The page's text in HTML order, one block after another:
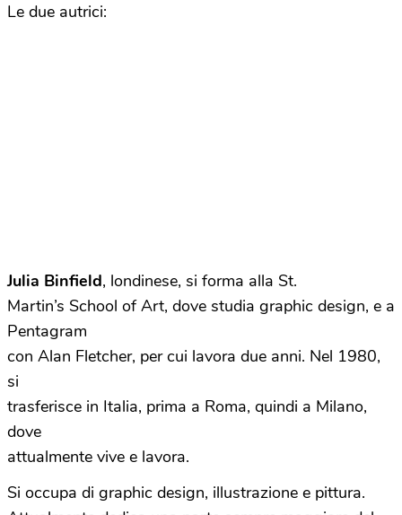
Le due autrici:
Julia Binfield, londinese, si forma alla St.
Martin’s School of Art, dove studia graphic design, e a
Pentagram
con Alan Fletcher, per cui lavora due anni. Nel 1980,
si
trasferisce in Italia, prima a Roma, quindi a Milano,
dove
attualmente vive e lavora.
Si occupa di graphic design, illustrazione e pittura.